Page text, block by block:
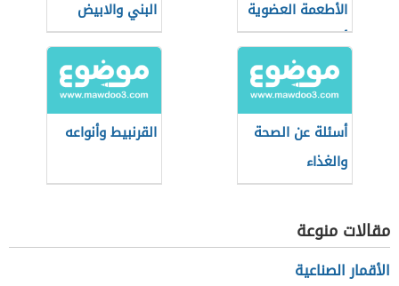
الأطعمة العضوية
أثناء التسوق؟
البني والابيض
أسئلة عن الصحة
والغذاء
القرنبيط وأنواعه
مقالات منوعة
الأقمار الصناعية